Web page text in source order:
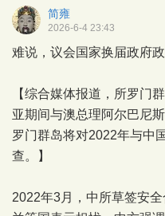
简雍
2026-6-4 23:43
难说，议会国家换届政府
【综合媒体报道，所罗门
亚期间与澳总理阿尔巴尼
罗门群岛将对2022年与中
查。】
2022年3月，中所草签安